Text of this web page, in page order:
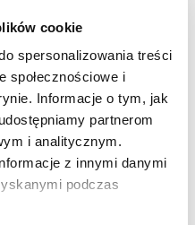
cookie
spersonalizowania treści
społecznościowe i
Informacje o tym, jak
partnerom
i analitycznym.
z innymi danymi
podczas
twarzy i szyi);